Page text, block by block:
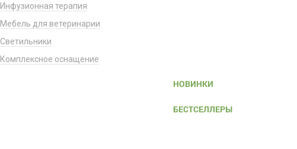
Инфузионная терапия
Мебель для ветеринарии
Светильники
Комплексное оснащение
НОВИНКИ
БЕСТСЕЛЛЕРЫ